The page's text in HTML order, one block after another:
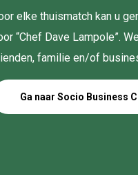
elke thuismatch kan u
“Chef Dave Lampole”.
familie en/of
Ga naar Socio Business